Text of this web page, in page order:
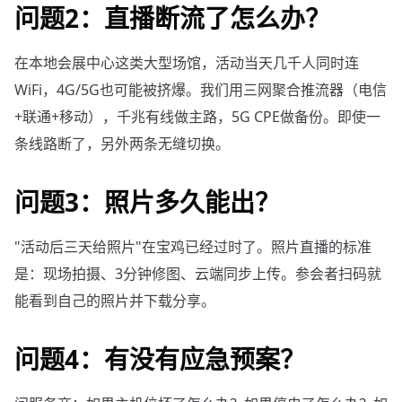
问题2：直播断流了怎么办？
在本地会展中心这类大型场馆，活动当天几千人同时连
WiFi，4G/5G也可能被挤爆。我们用三网聚合推流器（电信
+联通+移动），千兆有线做主路，5G CPE做备份。即使一
条线路断了，另外两条无缝切换。
问题3：照片多久能出？
"活动后三天给照片"在宝鸡已经过时了。照片直播的标准
是：现场拍摄、3分钟修图、云端同步上传。参会者扫码就
能看到自己的照片并下载分享。
问题4：有没有应急预案？